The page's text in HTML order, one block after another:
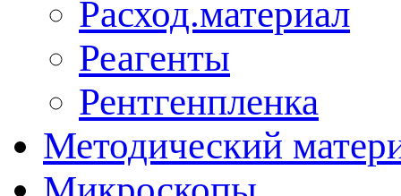
Расход.материал
Реагенты
Рентгенпленка
Методический